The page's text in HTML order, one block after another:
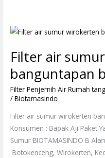
Filter air
banguntapan
Filter Penjernih Air Rumah
/Biotamasindo
Filter air sumur wirokerten
Konsumen : Bapak Aji Paket
Sumur BIOTAMASINDO B
Botokenceng, Wirokerten,
Filter
sumur
wirokerten
banguntapan
bantul